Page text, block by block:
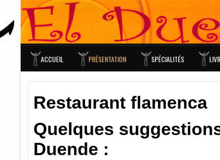
ACCUEIL PRÉSENTATION SPÉCIALITÉS
Restaurant flamenca
Quelques
Duende :